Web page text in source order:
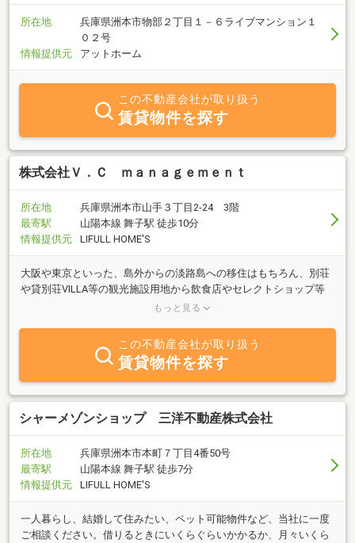
所在地
兵庫県洲本市物部２丁目１－６ライブマンション１
０２号
情報提供元
アットホーム
この不動産会社が取り扱う
賃貸物件を探す
株式会社Ｖ．Ｃ ｍａｎａｇｅｍｅｎｔ
所在地
兵庫県洲本市山手３丁目2-24 3階
最寄駅
山陽本線 舞子駅 徒歩10分
情報提供元
LIFULL HOME'S
大阪や東京といった、島外からの淡路島への移住はもちろん、別荘
や貸別荘VILLA等の観光施設用地から飲食店やセレクトショップ等
の用地を物件探しから建物デザイン、設計建設までトータルサポー
もっと見る
この不動産会社が取り扱う
賃貸物件を探す
シャーメゾンショップ 三洋不動産株式会社
所在地
兵庫県洲本市本町７丁目4番50号
最寄駅
山陽本線 舞子駅 徒歩7分
情報提供元
LIFULL HOME'S
一人暮らし、結婚して住みたい、ペット可能物件など、当社に一度
ご相談ください。借りるときにいくらぐらいかかるか、月々いくら